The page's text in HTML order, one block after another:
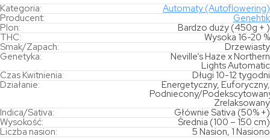
Kategoria:
Automaty (Autoflowering)
Producent:
Genehtik
Plon:
Bardzo duży (450g + )
THC:
Wysoka 16-20 %
Smak/Zapach:
Drzewiasty
Genetyka:
Neville’s Haze x Northern
Lights Automatic
Czas Kwitnienia:
Długi 10-12 tygodni
Działanie:
Energetyczny, Euforyczny,
Podniecony/
Zrelaksowany
Indica/Sativa:
Głównie Sativa (50% +)
Wysokość:
Średnia (100 – 150 cm)
Liczba nasion:
5 Nasion, 1 Nasiono